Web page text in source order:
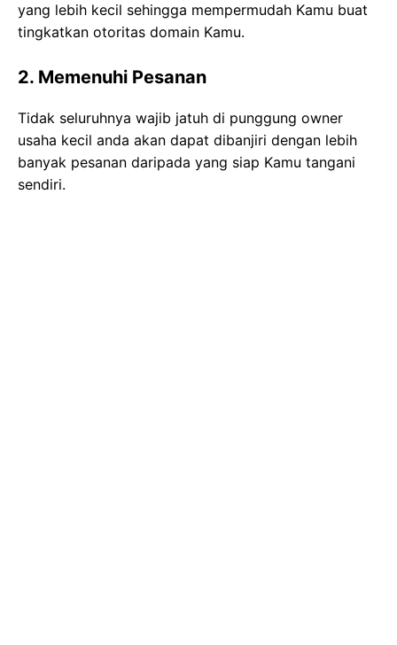
yang lebih kecil sehingga mempermudah Kamu buat
tingkatkan otoritas domain Kamu.
2. Memenuhi Pesanan
Tidak seluruhnya wajib jatuh di punggung owner
usaha kecil anda akan dapat dibanjiri dengan lebih
banyak pesanan daripada yang siap Kamu tangani
sendiri.